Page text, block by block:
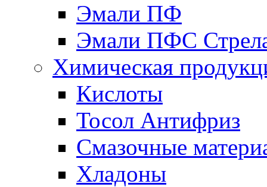
Эмали ПФ
Эмали ПФС
Химическая
Кислоты
Тосол Антифриз
Смазочные
Хладоны